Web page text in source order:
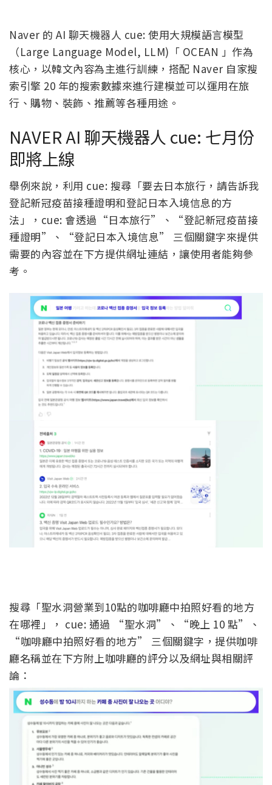
Naver 的 AI 聊天機器人 cue: 使用大規模語言模型
（Large Language Model, LLM)「 OCEAN 」作為
核心，以韓文內容為主進行訓練，搭配 Naver 自家搜
索引擎 20 年的搜索數據來進行建模並可以運用在旅
行、購物、裝飾、推薦等各種用途。
NAVER AI 聊天機器人 cue: 七月份
即將上線
舉例來說，利用 cue: 搜尋「要去日本旅行，請告訴我
登記新冠疫苗接種證明和登記日本入境信息的方
法」，cue: 會透過“日本旅行”、“登記新冠疫苗接
種證明”、“登記日本入境信息” 三個關鍵字來提供
需要的內容並在下方提供網址連結，讓使用者能夠參
考。
搜尋「聖水洞營業到10點的咖啡廳中拍照好看的地方
在哪裡」， cue: 通過 “聖水洞”、“晚上 10 點”、
“咖啡廳中拍照好看的地方” 三個關鍵字，提供咖啡
廳名稱並在下方附上咖啡廳的評分以及網址與相關評
論：